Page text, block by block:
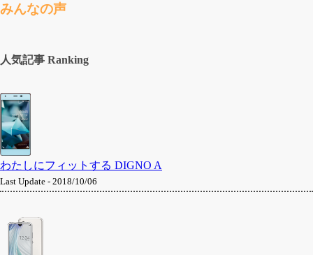
みんなの声
人気記事 Ranking
わたしにフィットする DIGNO A
Last Update - 2018/10/06